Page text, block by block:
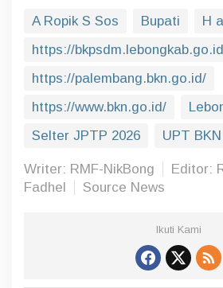
A Ropik S Sos Bupati
H
https://
https://palembang.bkn.go.id/
https://www.bkn.go.id/
Selter JPTP 2026
UPT
Writer: RMF-NikBong
Editor:
Fadhel
Source News
Ikuti Kami